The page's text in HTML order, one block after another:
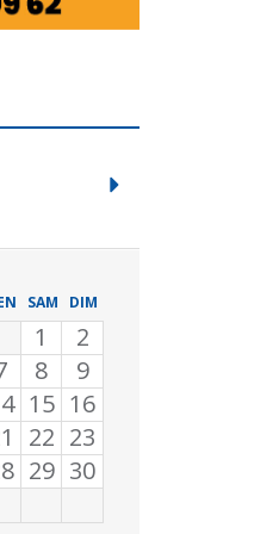
SAM DIM
1
2
8
9
15 16
22 23
29 30